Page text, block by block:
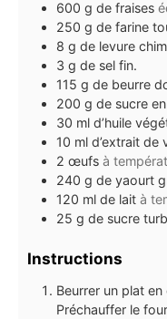
600 g de fraises
250 g de farine
8 g de levure
3 g de sel fin.
115 g de beurre
200 g de sucre
30 ml d’huile
10 ml d’extrait de
2 œufs à
240 g de yaourt
120 ml de lait à
25 g de sucre
Instructions
Beurrer un plat
Préchauffer le